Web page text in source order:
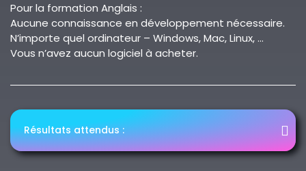
Pour la formation Anglais :
Aucune connaissance en développement nécessaire.
N’importe quel ordinateur – Windows, Mac, Linux, …
Vous n’avez aucun logiciel à acheter.
Résultats attendus :